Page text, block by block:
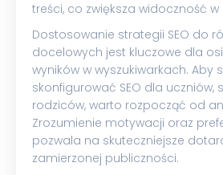
treści, co zwiększa widoczność w
Dostosowanie strategii SEO do
docelowych jest kluczowe dla
wyników w wyszukiwarkach. Aby
skonfigurować SEO dla uczniów,
rodziców, warto rozpocząć od
Zrozumienie motywacji oraz
pozwala na skuteczniejsze
zamierzonej publiczności.